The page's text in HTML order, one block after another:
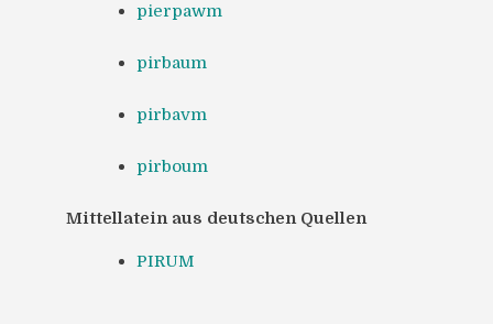
pierpawm
pirbaum
pirbavm
pirboum
Mittellatein aus deutschen Quellen
PIRUM